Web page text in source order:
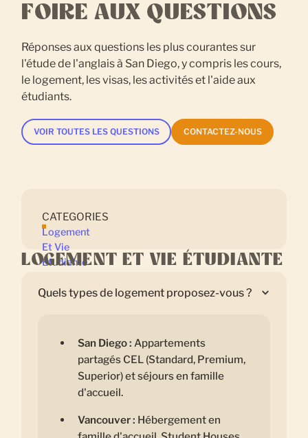
FOIRE AUX QUESTIONS
Réponses aux questions les plus courantes sur
l'étude de l'anglais à San Diego, y compris les cours,
le logement, les visas, les activités et l'aide aux
étudiants.
VOIR TOUTES LES QUESTIONS CONTACTEZ-NOUS
CATEGORIES
Logement
Et Vie
Étudiante
LOGEMENT ET VIE ÉTUDIANTE
Quels types de logement proposez-vous ?
San Diego : Appartements
partagés CEL (Standard, Premium,
Superior) et séjours en famille
d'accueil.
Vancouver : Hébergement en